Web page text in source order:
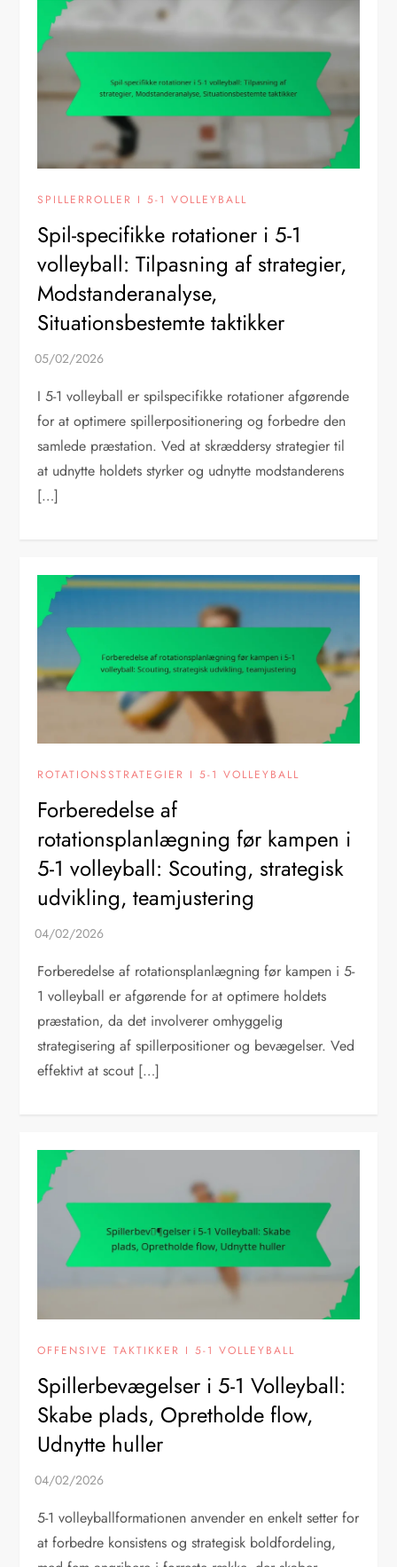
SPILLERROLLER I 5-1 VOLLEYBALL
Spil-specifikke rotationer i 5-1
volleyball: Tilpasning af strategier,
Modstanderanalyse,
Situationsbestemte taktikker
I 5-1 volleyball er spilspecifikke rotationer afgørende
for at optimere spillerpositionering og forbedre den
samlede præstation. Ved at skræddersy strategier til
at udnytte holdets styrker og udnytte modstanderens
[…]
ROTATIONSSTRATEGIER I 5-1 VOLLEYBALL
Forberedelse af
rotationsplanlægning før kampen i
5-1 volleyball: Scouting, strategisk
udvikling, teamjustering
Forberedelse af rotationsplanlægning før kampen i 5-
1 volleyball er afgørende for at optimere holdets
præstation, da det involverer omhyggelig
strategisering af spillerpositioner og bevægelser. Ved
effektivt at scout […]
OFFENSIVE TAKTIKKER I 5-1 VOLLEYBALL
Spillerbevægelser i 5-1 Volleyball:
Skabe plads, Opretholde flow,
Udnytte huller
5-1 volleyballformationen anvender en enkelt setter for
at forbedre konsistens og strategisk boldfordeling,